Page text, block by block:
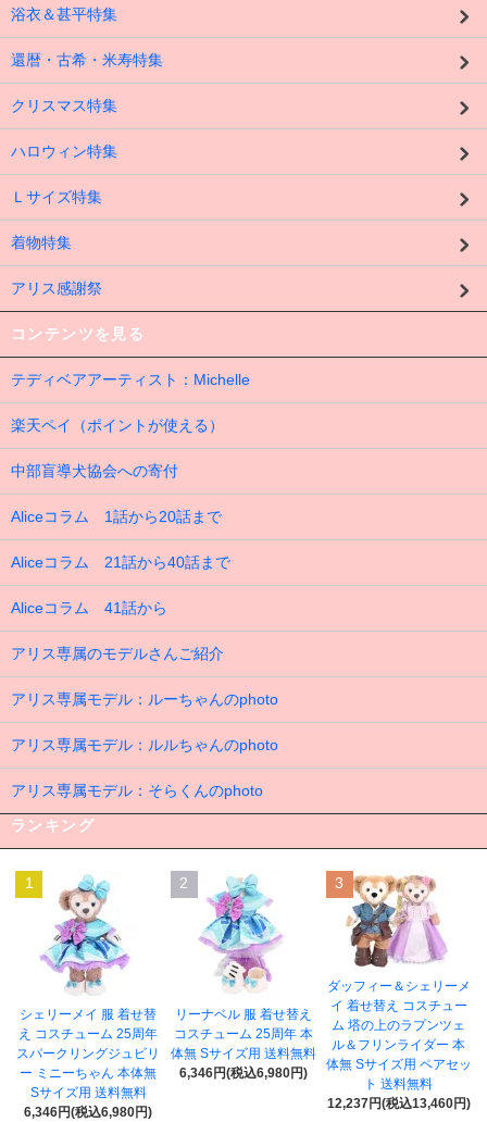
浴衣＆甚平特集
還暦・古希・米寿特集
クリスマス特集
ハロウィン特集
Ｌサイズ特集
着物特集
アリス感謝祭
コンテンツを見る
テディベアアーティスト：Michelle
楽天ペイ（ポイントが使える）
中部盲導犬協会への寄付
Aliceコラム 1話から20話まで
Aliceコラム 21話から40話まで
Aliceコラム 41話から
アリス専属のモデルさんご紹介
アリス専属モデル：ルーちゃんのphoto
アリス専属モデル：ルルちゃんのphoto
アリス専属モデル：そらくんのphoto
ランキング
1
シェリーメイ 服 着せ替
え コスチューム 25周年
スパークリングジュビリ
ー ミニーちゃん 本体無
Sサイズ用 送料無料
6,346円(税込6,980円)
2
リーナベル 服 着せ替え
コスチューム 25周年 本
体無 Sサイズ用 送料無料
6,346円(税込6,980円)
3
ダッフィー＆シェリーメ
イ 着せ替え コスチュー
ム 塔の上のラプンツェ
ル＆フリンライダー 本
体無 Sサイズ用 ペアセッ
ト 送料無料
12,237円(税込13,460円)